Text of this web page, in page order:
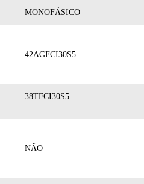
MONOFÁSICO
42AGFCI30S5
38TFCI30S5
NÃO